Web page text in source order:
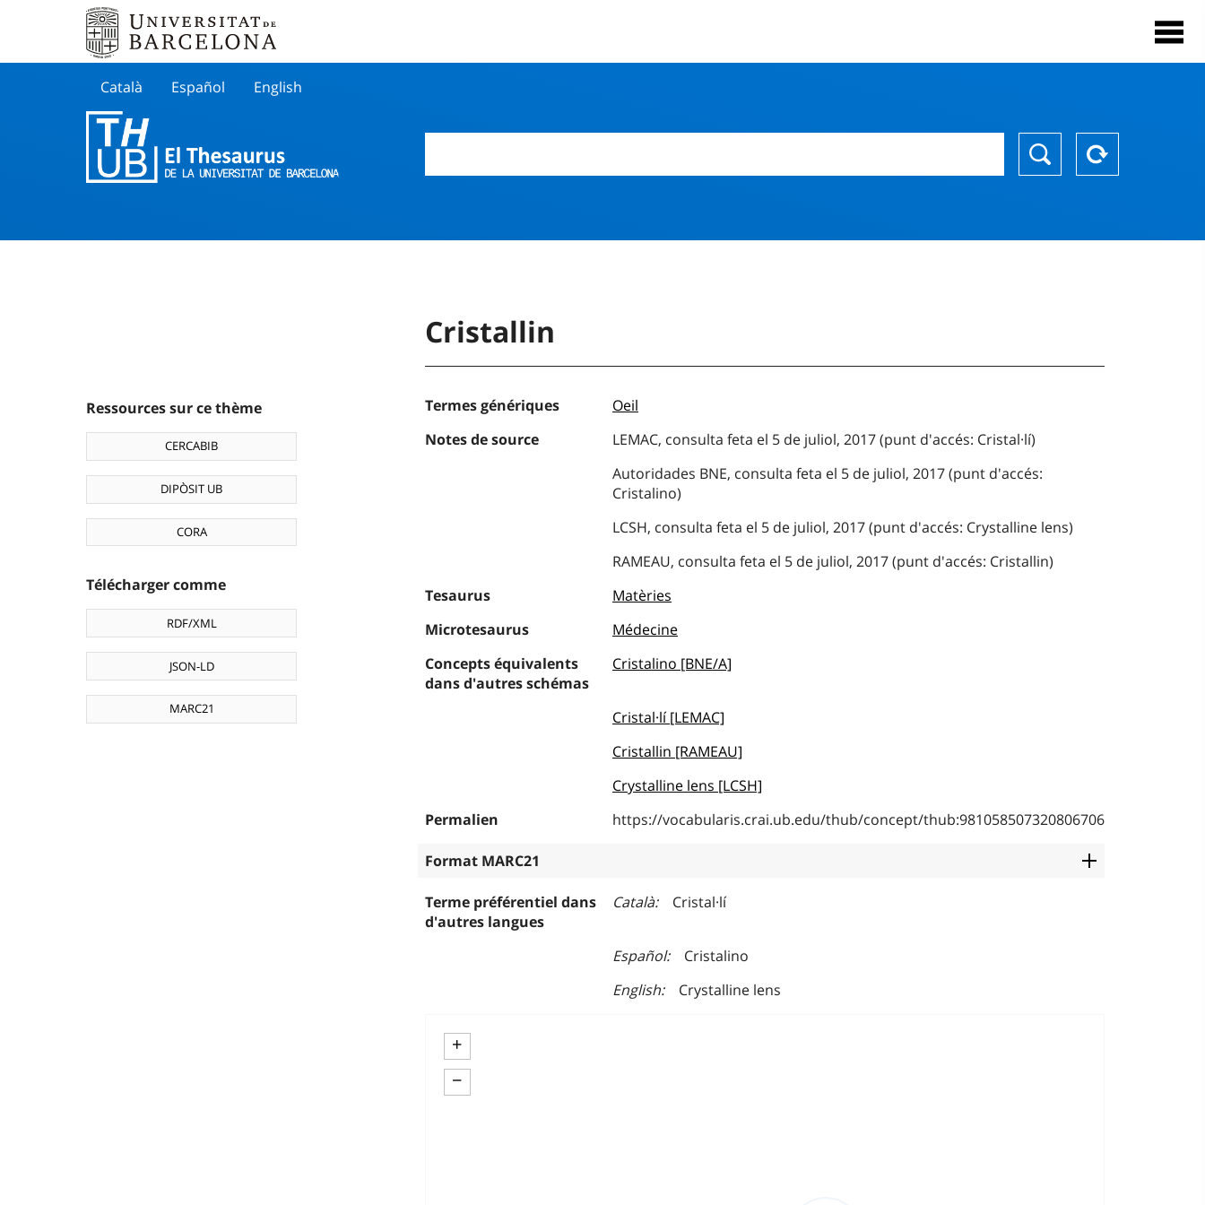
Català Español English
Ressources sur ce thème
CERCABIB
DIPÒSIT UB
CORA
Télécharger comme
RDF/XML
JSON-LD
MARC21
Cristallin
Termes génériques
Oeil
Notes de source
LEMAC, consulta feta el 5 de juliol, 2017 (punt d'accés: Cristal·lí)
Autoridades BNE, consulta feta el 5 de juliol, 2017 (punt d'accés:
Cristalino)
LCSH, consulta feta el 5 de juliol, 2017 (punt d'accés: Crystalline lens)
RAMEAU, consulta feta el 5 de juliol, 2017 (punt d'accés: Cristallin)
Tesaurus
Matèries
Microtesaurus
Médecine
Concepts équivalents
dans d'autres schémas
Cristalino [BNE/A]
Cristal·lí [LEMAC]
Cristallin [RAMEAU]
Crystalline lens [LCSH]
Permalien
https://vocabularis.crai.ub.edu/thub/concept/thub:981058507320806706
Format MARC21
Terme préférentiel dans
d'autres langues
Català Cristal·lí
Español
Cristalino
English
Crystalline lens
+
−